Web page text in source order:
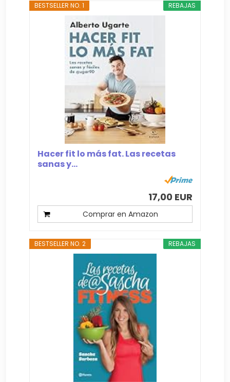
REBAJAS
BESTSELLER NO. 1
Hacer fit lo más fat. Las recetas
sanas y...
17,00 EUR
Comprar en Amazon
REBAJAS
BESTSELLER NO. 2